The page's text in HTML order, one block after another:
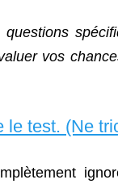
vos
le test. (Ne